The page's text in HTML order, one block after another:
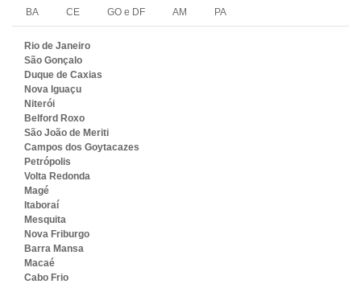
BA CE GO e DF AM PA
Rio de Janeiro
São Gonçalo
Duque de Caxias
Nova Iguaçu
Niterói
Belford Roxo
São João de Meriti
Campos dos Goytacazes
Petrópolis
Volta Redonda
Magé
Itaboraí
Mesquita
Nova Friburgo
Barra Mansa
Macaé
Cabo Frio